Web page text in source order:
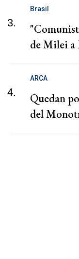
3.
Brasil
de Milei a
4.
ARCA
Quedan
del